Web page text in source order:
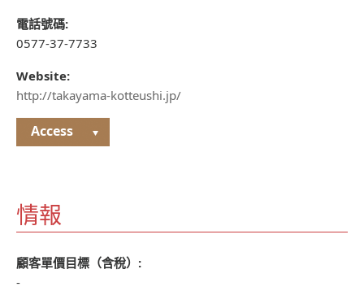
電話號碼:
0577-37-7733
Website:
http://takayama-kotteushi.jp/
Access
情報
顧客單價目標（含稅）:
-